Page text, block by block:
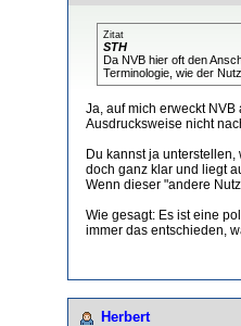
Zitat
STH
Da NVB hier oft den
Terminologie, wie der
Ja, auf mich erweckt
Ausdrucksweise nicht
Du kannst ja
doch ganz klar und liegt
Wenn dieser "andere
Wie gesagt: Es ist eine
immer das entschieden,
Herbert